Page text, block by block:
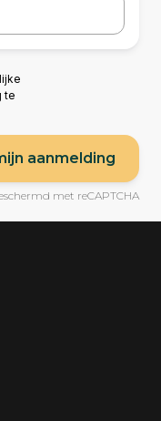
te
aanmelding
met reCAPTCHA